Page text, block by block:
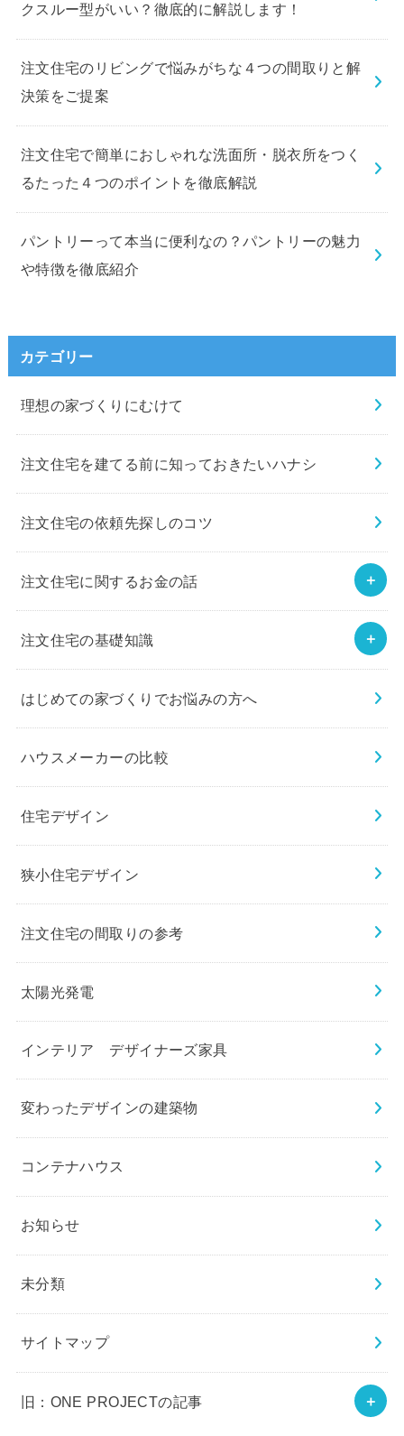
クスルー型がいい？徹底的に解説します！
注文住宅のリビングで悩みがちな４つの間取りと解
決策をご提案
注文住宅で簡単におしゃれな洗面所・脱衣所をつく
るたった４つのポイントを徹底解説
パントリーって本当に便利なの？パントリーの魅力
や特徴を徹底紹介
カテゴリー
理想の家づくりにむけて
注文住宅を建てる前に知っておきたいハナシ
注文住宅の依頼先探しのコツ
注文住宅に関するお金の話
注文住宅の基礎知識
はじめての家づくりでお悩みの方へ
ハウスメーカーの比較
住宅デザイン
狭小住宅デザイン
注文住宅の間取りの参考
太陽光発電
インテリア デザイナーズ家具
変わったデザインの建築物
コンテナハウス
お知らせ
未分類
サイトマップ
旧：ONE PROJECTの記事